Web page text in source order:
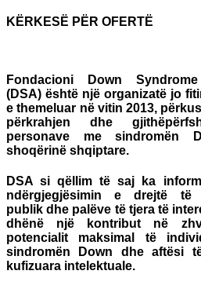
KËRKESË PËR OFERTË
Fondacioni Down
(DSA) është një organizatë jo
e themeluar në vitin 2013,
përkrahjen dhe
personave me sindromën
shoqërinë shqiptare.
DSA si qëllim të saj ka
ndërgjegjësimin e drejtë të
publik dhe palëve të tjera të
dhënë një kontribut në
potencialit maksimal të
sindromën Down dhe aftësi
kufizuara intelektuale.